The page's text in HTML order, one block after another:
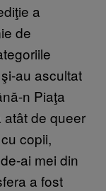
a
de
au ascultat
n Piaţa
atât de queer
copii,
ai mei din
a fost